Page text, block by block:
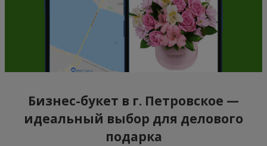
Бизнес-букет в г. Петровское —
идеальный выбор для делового
подарка